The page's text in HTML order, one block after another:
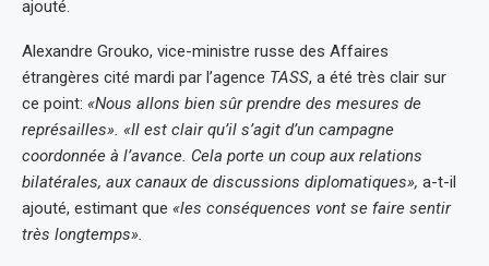
ajouté.
Alexandre Grouko, vice-ministre russe des Affaires
étrangères cité mardi par l’agence TASS, a été très clair sur
ce point: «Nous allons bien sûr prendre des mesures de
représailles». «Il est clair qu’il s’agit d’un campagne
coordonnée à l’avance. Cela porte un coup aux relations
bilatérales, aux canaux de discussions diplomatiques», a-t-il
ajouté, estimant que «les conséquences vont se faire sentir
très longtemps».